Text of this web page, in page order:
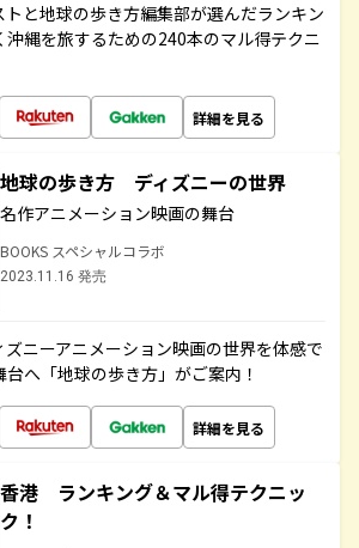
と地球の歩き方編集部が選んだランキン
沖縄を旅するための240本のマル得テクニ
詳細を見る
地球の歩き方 ディズニーの世界
名作アニメーション映画の舞台
BOOKS スペシャルコラボ
2023.11.16 発売
ズニーアニメーション映画の世界を体感で
へ「地球の歩き方」がご案内！
詳細を見る
香港 ランキング＆マル得テクニッ
ク！